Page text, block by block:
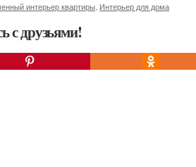
интерьер квартиры Интерьер для дома
с друзьями!